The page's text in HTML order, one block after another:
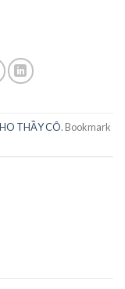
THẦY CÔ. Bookmark